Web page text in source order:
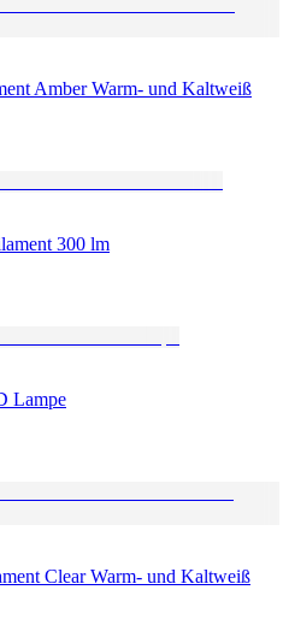
Amber Warm- und Kaltweiß
300 lm
Lampe
Clear Warm- und Kaltweiß